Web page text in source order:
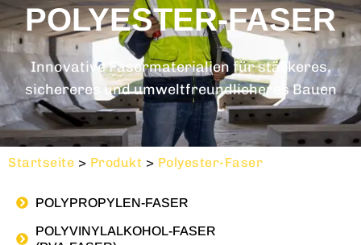
POLYESTER-FASER
Innovative Fasermaterialien für stärkeres,
sichereres und umweltfreundlicheres Bauen
Startseite > Produkt > Polyester-Faser
POLYPROPYLEN-FASER
POLYVINYLALKOHOL-FASER